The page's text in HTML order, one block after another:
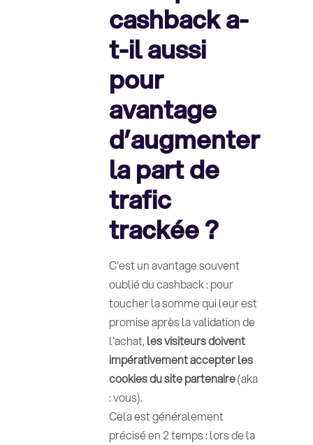
cashback a-
t-il aussi
pour
avantage
d’augmenter
la part de
trafic
trackée ?
C'est un avantage souvent
oublié du cashback : pour
toucher la somme qui leur est
promise après la validation de
l'achat,les visiteurs doivent
impérativement accepter les
cookies du site partenaire(aka
: vous).
Cela est généralement
précisé en 2 temps : lors de la